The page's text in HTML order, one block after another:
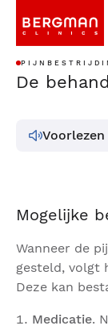
De
Voorlezen
Mogelijke
Wanneer de
gesteld, volgt
Deze kan
Medicatie.